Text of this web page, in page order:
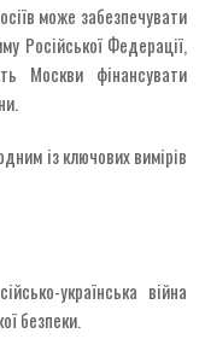
може забезпечувати
Російської Федерації,
Москви фінансувати
із ключових вимірів
українська війна
безпеки.